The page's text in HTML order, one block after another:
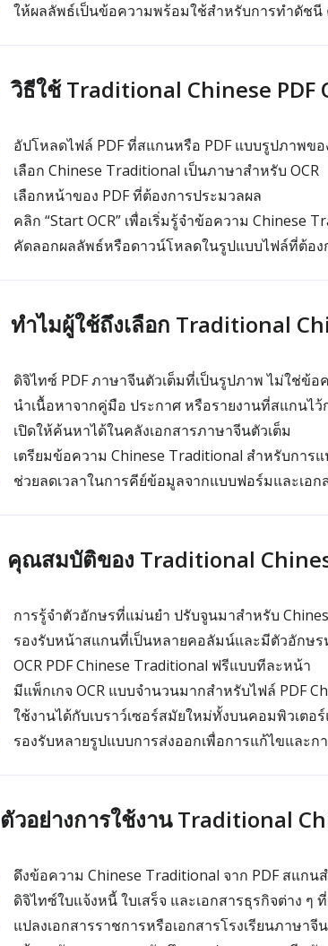
ให้ผลลัพธ์เป็นข้อความพร้อมใช้สำหรับการทำดัช
วิธีใช้ Traditional Chinese PDF
อัปโหลดไฟล์ PDF ที่สแกนหรือ PDF แบบรูปภาพข
เลือก Chinese Traditional เป็นภาษาสำหรับ OCR
เลือกหน้าของ PDF ที่ต้องการประมวลผล
คลิก “Start OCR” เพื่อเริ่มรู้จำข้อความ Chinese
คัดลอกผลลัพธ์หรือดาวน์โหลดในรูปแบบไฟล์ที่ต้อง
ทำไมผู้ใช้ถึงเลือก Traditional
ดิจิไทซ์ PDF ภาษาจีนตัวเต็มที่เป็นรูปภาพ ไม่ใช่ข้อ
นำเนื้อหาจากคู่มือ ประกาศ หรือรายงานที่สแกนไ
เปิดให้ค้นหาได้ในคลังเอกสารภาษาจีนตัวเต็ม
เตรียมข้อความ Chinese Traditional สำหรับการ
ช่วยลดเวลาในการคีย์ข้อมูลจากแบบฟอร์มและเอ
คุณสมบัติของ Traditional
การรู้จำตัวอักษรที่แม่นยำ ปรับจูนมาสำหรับ
รองรับหน้าสแกนที่เป็นหลายคอลัมน์และมีตัวอักษ
OCR PDF Chinese Traditional ฟรีแบบทีละหน้า
มีแพ็กเกจ OCR แบบจำนวนมากสำหรับไฟล์ PDF
ใช้งานได้กับเบราว์เซอร์สมัยใหม่ทั้งบนคอมพิวเตอ
รองรับหลายรูปแบบการส่งออกเพื่อการแก้ไขและกา
ตัวอย่างการใช้งาน Traditional
ดึงข้อความ Chinese Traditional จาก PDF สแกน
ดิจิไทซ์ใบแจ้งหนี้ ใบเสร็จ และเอกสารธุรกิจต่าง ๆ
แปลงเอกสารราชการหรือเอกสารโรงเรียนภาษา